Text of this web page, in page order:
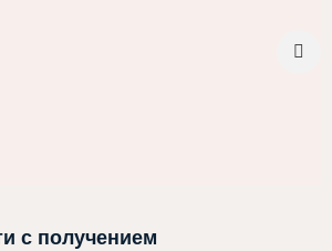
с получением